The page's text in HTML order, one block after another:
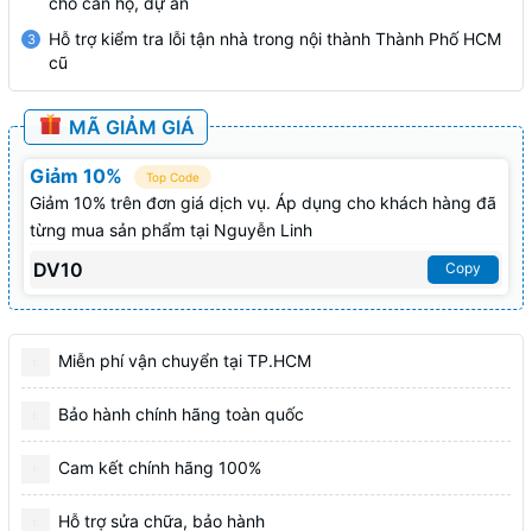
3
Hỗ trợ kiểm tra lỗi tận nhà trong nội thành Thành Phố HCM
cũ
MÃ GIẢM GIÁ
Giảm 10% Top Code
Giảm 10% trên đơn giá dịch vụ. Áp dụng cho khách hàng đã
từng mua sản phẩm tại Nguyễn Linh
DV10 Copy
Miễn phí vận chuyển tại TP.HCM
Bảo hành chính hãng toàn quốc
Cam kết chính hãng 100%
Hỗ trợ sửa chữa, bảo hành